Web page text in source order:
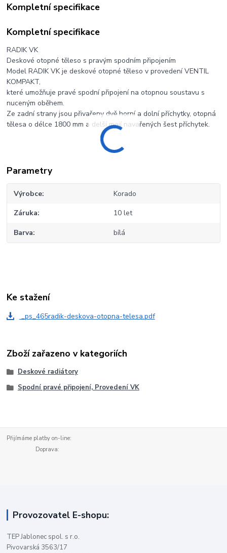
Kompletní specifikace
Kompletní specifikace
RADIK VK
Deskové otopné těleso s pravým spodním připojením
Model RADIK VK je deskové otopné těleso v provedení VENTIL
KOMPAKT,
které umožňuje pravé spodní připojení na otopnou soustavu s
nuceným oběhem.
Ze zadní strany jsou přivařeny dvě horní a dolní příchytky, otopná
tělesa o délce 1800 mm a delší mají navařených šest příchytek.
Parametry
Výrobce Korado
Záruka 10 let
Barva bílá
Ke stažení
_ps_465radik-deskova-otopna-telesa.pdf
Zboží zařazeno v kategoriích
Deskové radiátory
Spodní pravé připojení, Provedení VK
Přijímáme platby on-line:
Doprava:
Provozovatel E-shopu:
TEP Jablonec spol. s r.o.
Pivovarská 3563/17